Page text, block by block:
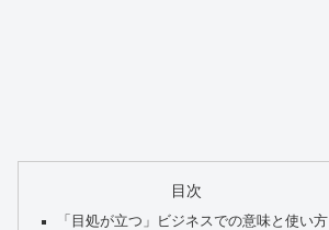
目次
「目処が立つ」ビジネスでの意味と使い方